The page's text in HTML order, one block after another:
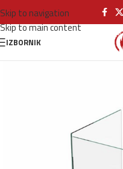
Skip to navigation
Skip to main content
IZBORNIK